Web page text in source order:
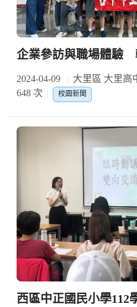
企業參訪與職場體驗
2024-04-09 大里區 大里高
648 次
校園新聞
西區中正國民小學112